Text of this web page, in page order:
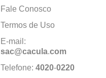
Fale Conosco
Termos de Uso
E-mail:
sac@cacula.com
Telefone: 4020-0220